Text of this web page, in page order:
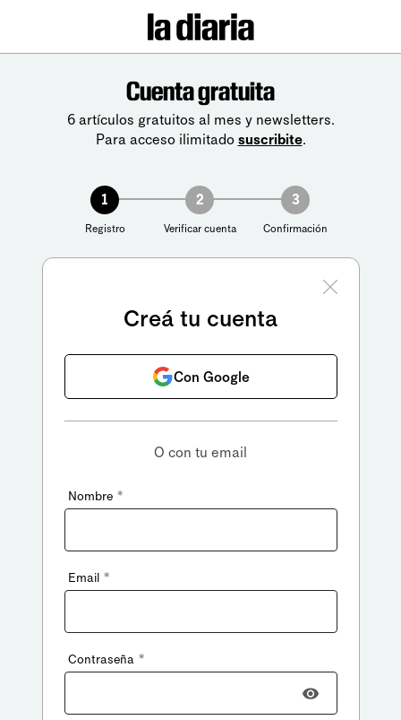
Cuenta gratuita
6 artículos gratuitos al mes y newsletters.
Para acceso ilimitado suscribite.
1
Registro
2
Verificar cuenta
3
Confirmación
Creá tu cuenta
Con Google
O con tu email
Nombre *
Email *
Contraseña *